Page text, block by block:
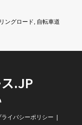
ングロード, 自転車道
.JP
ライバシーポリシー